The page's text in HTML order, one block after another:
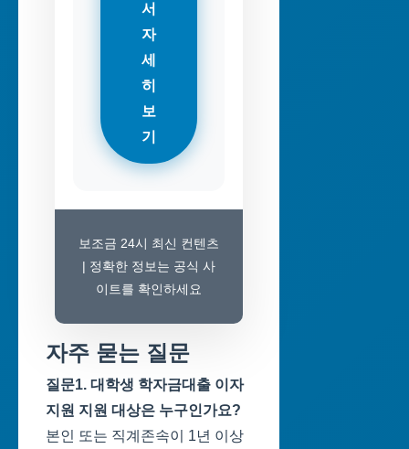
서
자
세
히
보
기
보조금 24시 최신 컨텐츠
| 정확한 정보는 공식 사
이트를 확인하세요
자주 묻는 질문
질문1. 대학생 학자금대출 이자
지원 지원 대상은 누구인가요?
본인 또는 직계존속이 1년 이상